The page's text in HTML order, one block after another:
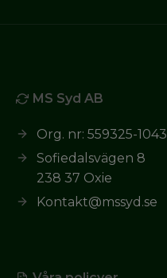
MS Syd AB
Org. nr: 559325-1043
Sofiedalsvägen 8
238 37 Oxie
Kontakt@mssyd.se